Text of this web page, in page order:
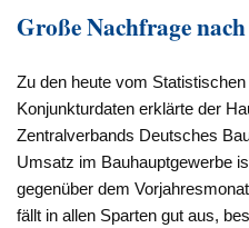
Große Nachfrage
Zu den heute vom
Konjunkturdaten erklärte der
Zentralverbands Deutsches
Umsatz im Bauhauptgewerbe
gegenüber dem
fällt in allen Sparten gut aus,